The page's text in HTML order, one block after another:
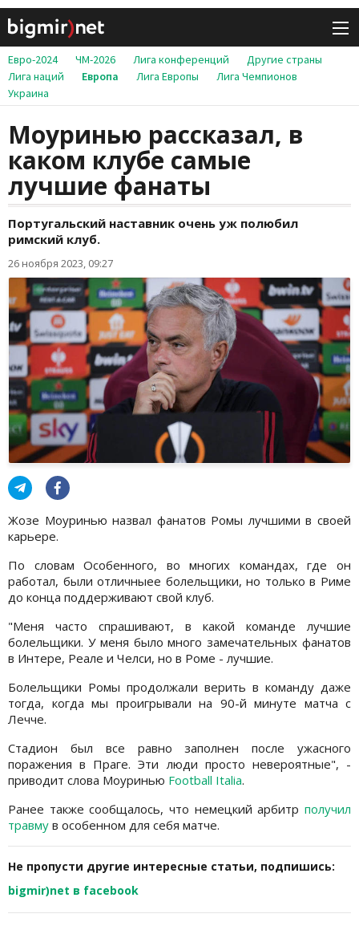
Евро-2024 ЧМ-2026 Лига конференций
Другие страны
Лига наций
Европа Лига Европы
Лига Чемпионов
Украина
Моуринью рассказал, в
каком клубе самые
лучшие фанаты
Португальский наставник очень уж полюбил
римский клуб.
26 ноября 2023, 09:27
Жозе Моуринью назвал фанатов Ромы лучшими в своей
карьере.
По словам Особенного, во многих командах, где он
работал, были отличныее болельщики, но только в Риме
до конца поддерживают свой клуб.
"Меня часто спрашивают, в какой команде лучшие
болельщики. У меня было много замечательных фанатов
в Интере, Реале и Челси, но в Роме - лучшие.
Болельщики Ромы продолжали верить в команду даже
тогда, когда мы проигрывали на 90-й минуте матча с
Лечче.
Стадион был все равно заполнен после ужасного
поражения в Праге. Эти люди просто невероятные", -
приводит слова Моуринью Football Italia.
Ранее также сообщалось, что немецкий арбитр получил
травму в особенном для себя матче.
Не пропусти другие интересные статьи, подпишись:
bigmir)net в facebook